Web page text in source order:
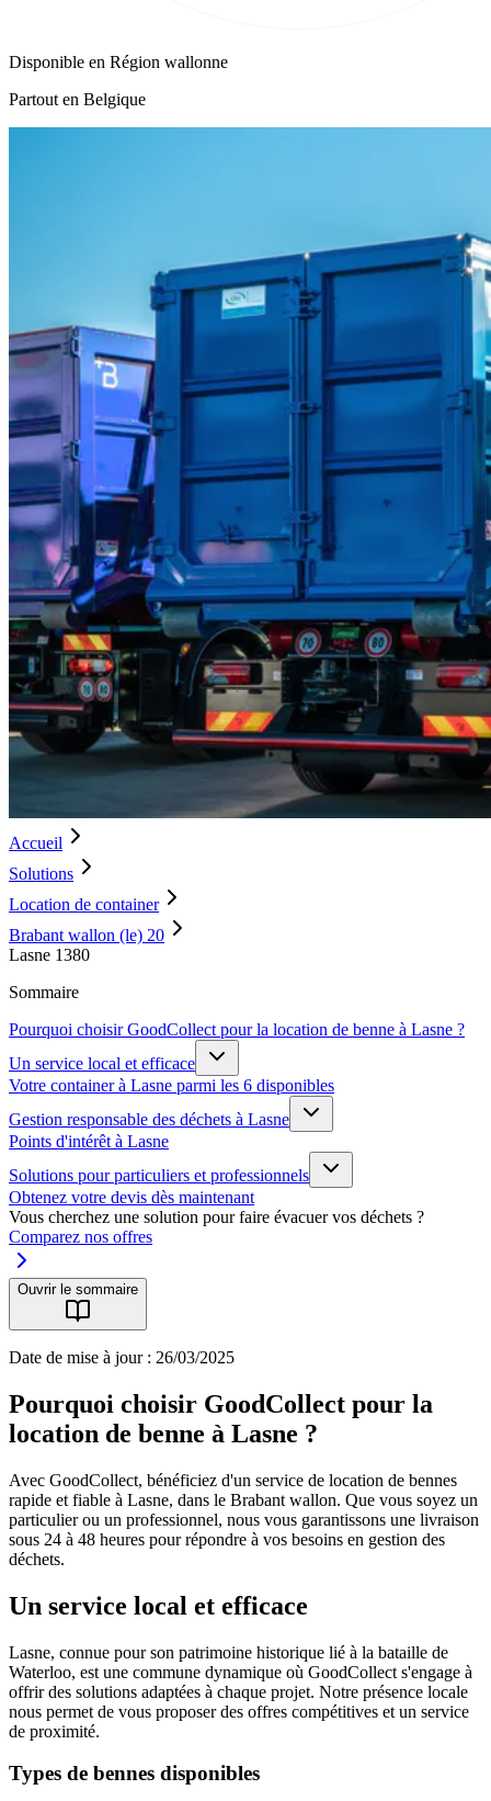
Disponible en Région wallonne
Partout en Belgique
Accueil
Solutions
Location de container
Brabant wallon (le) 20
Lasne 1380
Sommaire
Pourquoi choisir GoodCollect pour la location de benne à Lasne ?
Un service local et efficace
Votre container à Lasne parmi les 6 disponibles
Gestion responsable des déchets à Lasne
Points d'intérêt à Lasne
Solutions pour particuliers et professionnels
Obtenez votre devis dès maintenant
Vous cherchez une solution pour faire évacuer vos déchets ?
Comparez nos offres
Ouvrir le sommaire
Date de mise à jour : 26/03/2025
Pourquoi choisir GoodCollect pour la
location de benne à Lasne ?
Avec GoodCollect, bénéficiez d'un service de location de bennes
rapide et fiable à Lasne, dans le Brabant wallon. Que vous soyez un
particulier ou un professionnel, nous vous garantissons une livraison
sous 24 à 48 heures pour répondre à vos besoins en gestion des
déchets.
Un service local et efficace
Lasne, connue pour son patrimoine historique lié à la bataille de
Waterloo, est une commune dynamique où GoodCollect s'engage à
offrir des solutions adaptées à chaque projet. Notre présence locale
nous permet de vous proposer des offres compétitives et un service
de proximité.
Types de bennes disponibles